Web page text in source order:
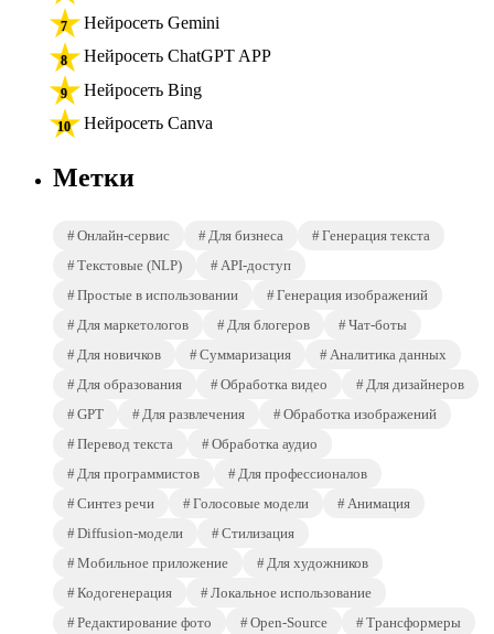
Нейросеть Gemini
Нейросеть ChatGPT APP
Нейросеть Bing
Нейросеть Canva
Метки
Онлайн-сервис Для бизнеса
Генерация текста
Текстовые (NLP)
API-доступ
Простые в использовании
Генерация изображений
Для маркетологов
Для блогеров
Чат-боты
Для новичков
Суммаризация
Аналитика данных
Для образования
Обработка видео
Для дизайнеров
GPT
Для развлечения
Обработка изображений
Перевод текста
Обработка аудио
Для программистов
Для профессионалов
Синтез речи
Голосовые модели
Анимация
Diffusion-модели
Стилизация
Мобильное приложение
Для художников
Кодогенерация
Локальное использование
Редактирование фото
Open-Source Трансформеры